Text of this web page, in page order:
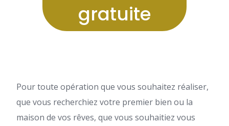
gratuite
Pour toute opération que vous souhaitez réaliser,
que vous recherchiez votre premier bien ou la
maison de vos rêves, que vous souhaitiez vous